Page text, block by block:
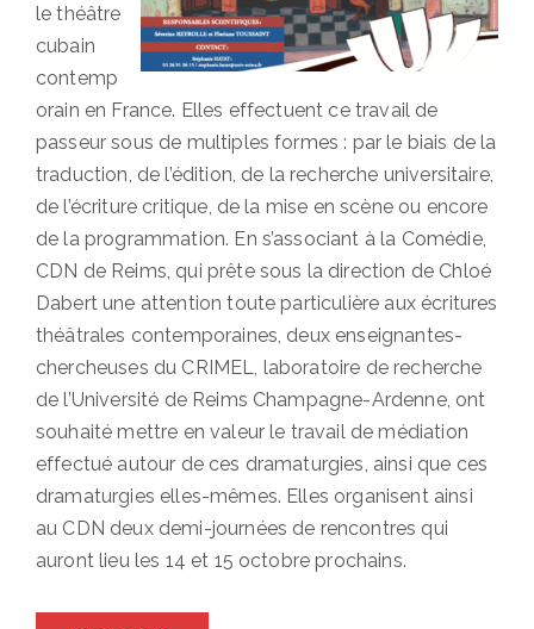
le théâtre
cubain
contemp
orain en France. Elles effectuent ce travail de
passeur sous de multiples formes : par le biais de la
traduction, de l’édition, de la recherche universitaire,
de l’écriture critique, de la mise en scène ou encore
de la programmation. En s’associant à la Comédie,
CDN de Reims, qui prête sous la direction de Chloé
Dabert une attention toute particulière aux écritures
théâtrales contemporaines, deux enseignantes-
chercheuses du CRIMEL, laboratoire de recherche
de l’Université de Reims Champagne-Ardenne, ont
souhaité mettre en valeur le travail de médiation
effectué autour de ces dramaturgies, ainsi que ces
dramaturgies elles-mêmes. Elles organisent ainsi
au CDN deux demi-journées de rencontres qui
auront lieu les 14 et 15 octobre prochains.